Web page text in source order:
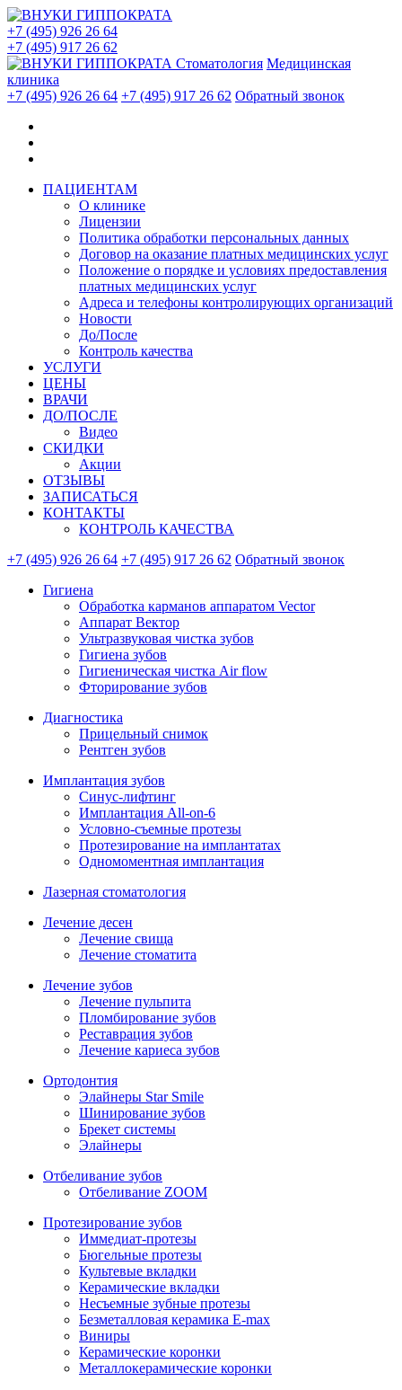
+7 (495) 926 26 64
+7 (495) 917 26 62
Стоматология Медицинская
клиника
+7 (495) 926 26 64 +7 (495) 917 26 62 Обратный звонок
ПАЦИЕНТАМ
О клинике
Лицензии
Политика обработки персональных данных
Договор на оказание платных медицинских услуг
Положение о порядке и условиях предоставления
платных медицинских услуг
Адреса и телефоны контролирующих организаций
Новости
До/После
Контроль качества
УСЛУГИ
ЦЕНЫ
ВРАЧИ
ДО/ПОСЛЕ
Видео
СКИДКИ
Акции
ОТЗЫВЫ
ЗАПИСАТЬСЯ
КОНТАКТЫ
КОНТРОЛЬ КАЧЕСТВА
+7 (495) 926 26 64 +7 (495) 917 26 62 Обратный звонок
Гигиена
Обработка карманов аппаратом Vector
Аппарат Вектор
Ультразвуковая чистка зубов
Гигиена зубов
Гигиеническая чистка Air flow
Фторирование зубов
Диагностика
Прицельный снимок
Рентген зубов
Имплантация зубов
Синус-лифтинг
Имплантация All-on-6
Условно-съемные протезы
Протезирование на имплантатах
Одномоментная имплантация
Лазерная стоматология
Лечение десен
Лечение свища
Лечение стоматита
Лечение зубов
Лечение пульпита
Пломбирование зубов
Реставрация зубов
Лечение кариеса зубов
Ортодонтия
Элайнеры Star Smile
Шинирование зубов
Брекет системы
Элайнеры
Отбеливание зубов
Отбеливание ZOOM
Протезирование зубов
Иммедиат-протезы
Бюгельные протезы
Культевые вкладки
Керамические вкладки
Несъемные зубные протезы
Безметалловая керамика E-max
Виниры
Керамические коронки
Металлокерамические коронки